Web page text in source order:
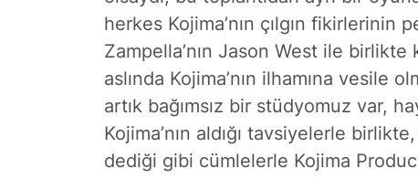
herkes Kojima’nın çılgın fikirlerinin
Zampella’nın Jason West ile
aslında Kojima’nın ilhamına vesile
artık bağımsız bir stüdyomuz var,
Kojima’nın aldığı tavsiyelerle
dediği gibi cümlelerle Kojima